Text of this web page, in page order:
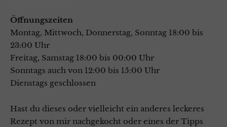
Öffnungszeiten
Montag, Mittwoch, Donnerstag, Sonntag 18:00 bis
23:00 Uhr
Freitag, Samstag 18:00 bis 00:00 Uhr
Sonntags auch von 12:00 bis 15:00 Uhr
Dienstags geschlossen
Hast du dieses oder vielleicht ein anderes leckeres
Rezept von mir nachgekocht oder eines der Tipps